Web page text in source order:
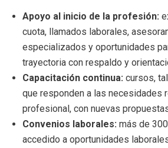
Apoyo al inicio de la profesión:
cuota, llamados laborales,
especializados y oportunidades
trayectoria con respaldo y
Capacitación continua: cursos,
que responden a las necesidades
profesional, con nuevas
Convenios laborales: más de
accedido a oportunidades